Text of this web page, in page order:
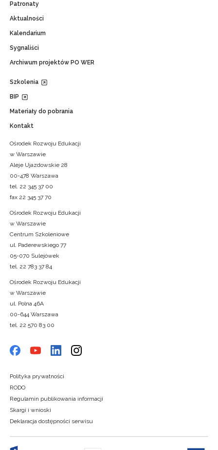
Patronaty
Aktualności
Kalendarium
Sygnaliści
Archiwum projektów PO WER
Szkolenia
BIP
Materiały do pobrania
Kontakt
Ośrodek Rozwoju Edukacji
w Warszawie
Aleje Ujazdowskie 28
00-478 Warszawa
tel. 22 345 37 00
fax 22 345 37 70
Ośrodek Rozwoju Edukacji
w Warszawie
Centrum Szkoleniowe
ul. Paderewskiego 77
05-070 Sulejówek
tel. 22 783 37 84
Ośrodek Rozwoju Edukacji
w Warszawie
ul. Polna 46A
00-644 Warszawa
tel. 22 570 83 00
Polityka prywatności
RODO
Regulamin publikowania informacji
Skargi i wnioski
Deklaracja dostępności serwisu